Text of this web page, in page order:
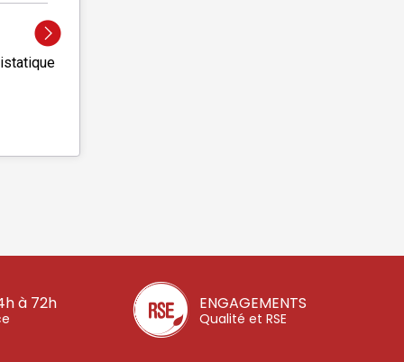
à 72h ENGAGEMENTS
Qualité et RSE